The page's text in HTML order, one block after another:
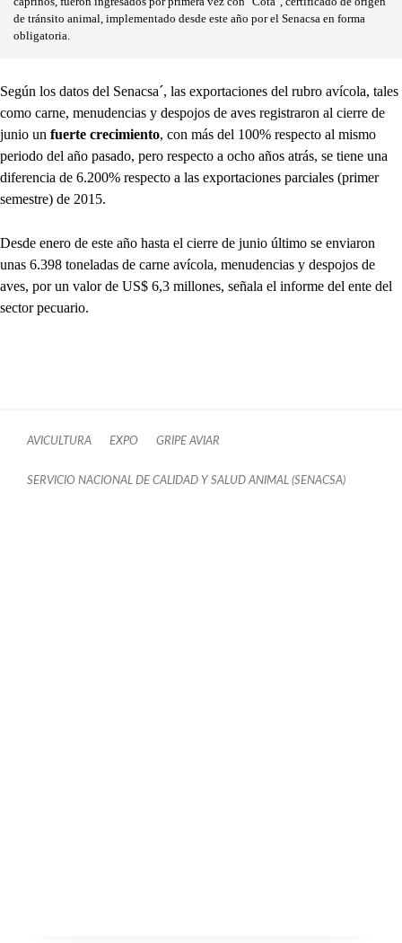
de tránsito animal, implementado desde este año por el Senacsa en forma
obligatoria.
Según los datos del Senacsa´, las exportaciones del rubro avícola, tales
como carne, menudencias y despojos de aves registraron al cierre de
junio un fuerte crecimiento, con más del 100% respecto al mismo
periodo del año pasado, pero respecto a ocho años atrás, se tiene una
diferencia de 6.200% respecto a las exportaciones parciales (primer
semestre) de 2015.
Desde enero de este año hasta el cierre de junio último se enviaron
unas 6.398 toneladas de carne avícola, menudencias y despojos de
aves, por un valor de US$ 6,3 millones, señala el informe del ente del
sector pecuario.
AVICULTURA EXPO GRIPE AVIAR
SERVICIO NACIONAL DE CALIDAD Y SALUD ANIMAL (SENACSA)